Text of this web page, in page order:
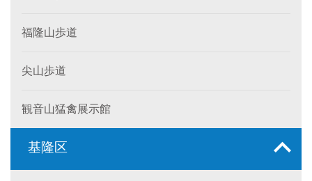
福隆山歩道
尖山歩道
観音山猛禽展示館
基隆区